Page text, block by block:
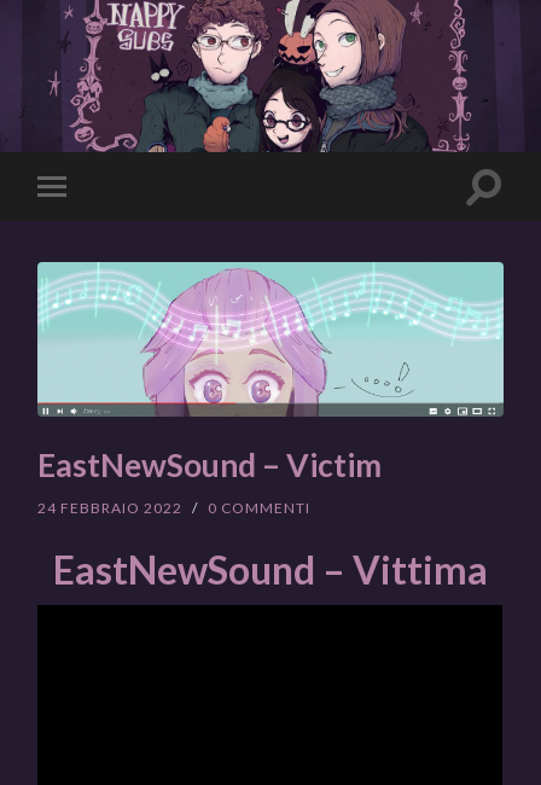
Toggle
Toggle
EastNewSound – Victim
24 FEBBRAIO 2022 / 0 COMMENTI
EastNewSound – Vittima